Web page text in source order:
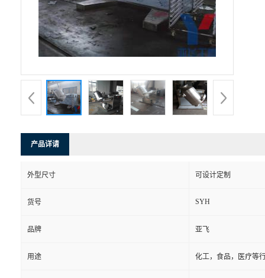
产品详请
外型尺寸 可设计定制
货号 SYH
品牌 亚飞
用途 化工，食品，医疗等